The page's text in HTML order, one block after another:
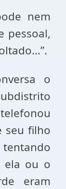
nem
pessoal,
o
seu filho
ela ou o
eram